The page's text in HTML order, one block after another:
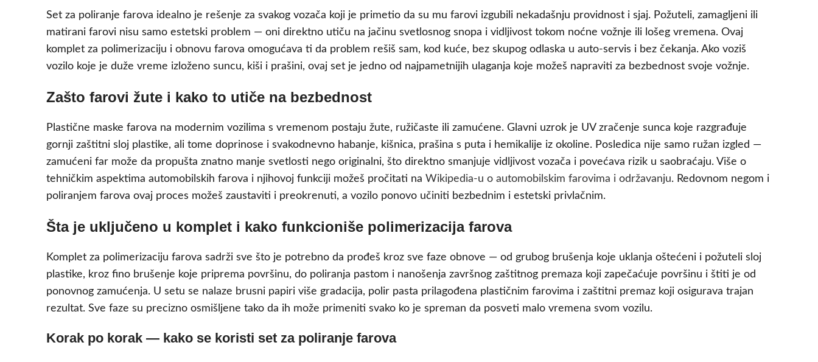
Set za poliranje farova idealno je rešenje za svakog vozača koji je primetio da su mu farovi izgubili nekadašnju providnost i sjaj. Požuteli, zamagljeni ili
matirani farovi nisu samo estetski problem — oni direktno utiču na jačinu svetlosnog snopa i vidljivost tokom noćne vožnje ili lošeg vremena. Ovaj
komplet za polimerizaciju i obnovu farova omogućava ti da problem rešiš sam, kod kuće, bez skupog odlaska u auto-servis i bez čekanja. Ako voziš
vozilo koje je duže vreme izloženo suncu, kiši i prašini, ovaj set je jedno od najpametnijih ulaganja koje možeš napraviti za bezbednost svoje vožnje.
Zašto farovi žute i kako to utiče na bezbednost
Plastične maske farova na modernim vozilima s vremenom postaju žute, ružičaste ili zamućene. Glavni uzrok je UV zračenje sunca koje razgrađuje
gornji zaštitni sloj plastike, ali tome doprinose i svakodnevno habanje, kišnica, prašina s puta i hemikalije iz okoline. Posledica nije samo ružan izgled —
zamućeni far može da propušta znatno manje svetlosti nego originalni, što direktno smanjuje vidljivost vozača i povećava rizik u saobraćaju. Više o
tehničkim aspektima automobilskih farova i njihovoj funkciji možeš pročitati na Wikipedia-u o automobilskim farovima i održavanju. Redovnom negom i
poliranjem farova ovaj proces možeš zaustaviti i preokrenuti, a vozilo ponovo učiniti bezbednim i estetski privlačnim.
Šta je uključeno u komplet i kako funkcioniše polimerizacija farova
Komplet za polimerizaciju farova sadrži sve što je potrebno da prođeš kroz sve faze obnove — od grubog brušenja koje uklanja oštećeni i požuteli sloj
plastike, kroz fino brušenje koje priprema površinu, do poliranja pastom i nanošenja završnog zaštitnog premaza koji zapečaćuje površinu i štiti je od
ponovnog zamućenja. U setu se nalaze brusni papiri više gradacija, polir pasta prilagođena plastičnim farovima i zaštitni premaz koji osigurava trajan
rezultat. Sve faze su precizno osmišljene tako da ih može primeniti svako ko je spreman da posveti malo vremena svom vozilu.
Korak po korak — kako se koristi set za poliranje farova